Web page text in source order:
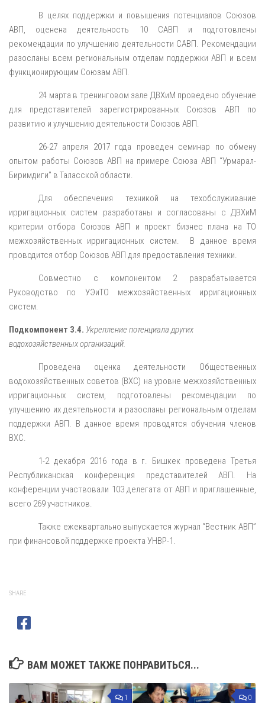
В целях поддержки и повышения потенциалов Союзов
АВП, оценена деятельность 10 САВП и подготовлены
рекомендации по улучшению деятельности САВП. Рекомендации
разосланы всем региональным отделам поддержки АВП и всем
функционирующим Союзам АВП.
24 марта в тренинговом зале ДВХиМ проведено обучение
для представителей зарегистрированных Союзов АВП по
развитию и улучшению деятельности Союзов АВП.
26-27 апреля 2017 года проведен семинар по обмену
опытом работы Союзов АВП на примере Союза АВП “Урмарал-
Биримдиги” в Таласской области.
Для обеспечения техникой на техобслуживание
ирригационных систем разработаны и согласованы с ДВХиМ
критерии отбора Союзов АВП и проект бизнес плана на ТО
межхозяйственных ирригационных систем. В данное время
проводится отбор Союзов АВП для предоставления техники.
Совместно с компонентом 2 разрабатывается
Руководство по УЭиТО межхозяйственных ирригационных
систем.
Подкомпонент 3.4. Укрепление потенциала других
водохозяйственных организаций.
Проведена оценка деятельности Общественных
водохозяйственных советов (ВХС) на уровне межхозяйственных
ирригационных систем, подготовлены рекомендации по
улучшению их деятельности и разосланы региональным отделам
поддержки АВП. В данное время проводятся обучения членов
ВХС.
1-2 декабря 2016 года в г. Бишкек проведена Третья
Республиканская конференция представителей АВП. На
конференции участвовали 103 делегата от АВП и приглашенные,
всего 269 участников.
Также ежеквартально выпускается журнал “Вестник АВП”
при финансовой поддержке проекта УНВР-1.
SHARE
ВАМ МОЖЕТ ТАКЖЕ ПОНРАВИТЬСЯ...
1 0